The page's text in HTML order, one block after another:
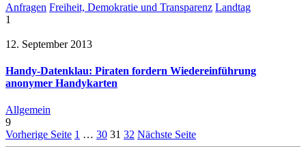
Anfragen Freiheit, Demokratie und Transparenz Landtag
1
12. September 2013
Handy-Datenklau: Piraten fordern Wiedereinführung
anonymer Handykarten
Allgemein
9
Vorherige Seite 1 … 30 31 32 Nächste Seite